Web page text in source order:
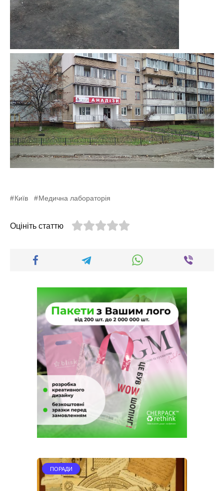
Київ Медична лабораторія
Оцініть статтю
ПОРАДИ